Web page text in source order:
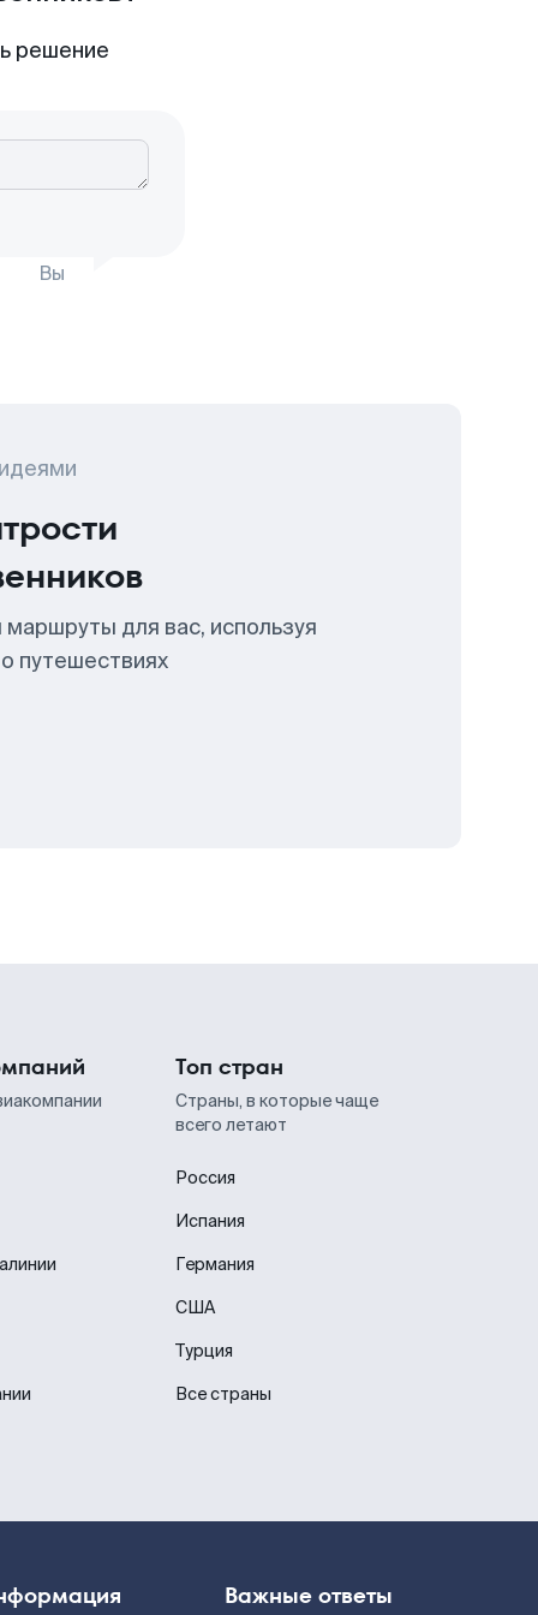
решение
Вы
для вас, используя
путешествиях
Топ стран
Страны, в которые чаще
всего летают
Россия
Испания
Германия
США
Турция
Все страны
Важные ответы